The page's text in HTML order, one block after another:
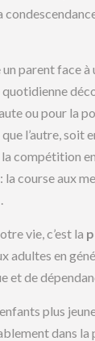
parent face
ou pour la
l’autre, soit
compétition
course aux
vie, c’est la
adultes en
et de
plus
dans